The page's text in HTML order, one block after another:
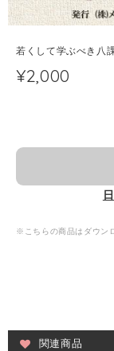
若くして学ぶべき八
¥2,000
※こちらの商品はダウン
関連商品